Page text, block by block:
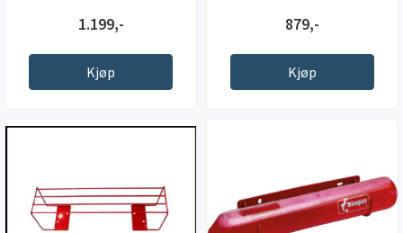
1.199,-
Kjøp
879,-
Kjøp